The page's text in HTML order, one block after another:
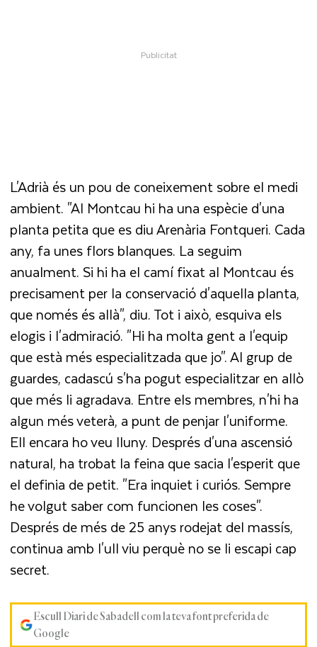
L'Adrià és un pou de coneixement sobre el medi
ambient. "Al Montcau hi ha una espècie d'una
planta petita que es diu Arenària Fontqueri. Cada
any, fa unes flors blanques. La seguim
anualment. Si hi ha el camí fixat al Montcau és
precisament per la conservació d'aquella planta,
que només és allà", diu. Tot i això, esquiva els
elogis i l'admiració. "Hi ha molta gent a l'equip
que està més especialitzada que jo". Al grup de
guardes, cadascú s'ha pogut especialitzar en allò
que més li agradava. Entre els membres, n'hi ha
algun més veterà, a punt de penjar l'uniforme.
Ell encara ho veu lluny. Després d'una ascensió
natural, ha trobat la feina que sacia l'esperit que
el definia de petit. "Era inquiet i curiós. Sempre
he volgut saber com funcionen les coses".
Després de més de 25 anys rodejat del massís,
continua amb l'ull viu perquè no se li escapi cap
secret.
Escull Diari de Sabadell com la teva font preferida de
Google